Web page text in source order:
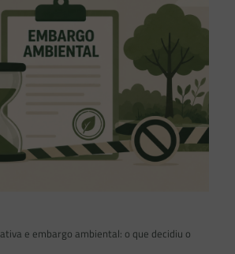
e embargo ambiental: o que decidiu o